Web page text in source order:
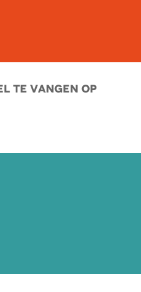
te vangen op